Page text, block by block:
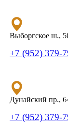
Выборгское ш.,
+7 (952) 379-
Дунайский пр.,
+7 (952) 379-